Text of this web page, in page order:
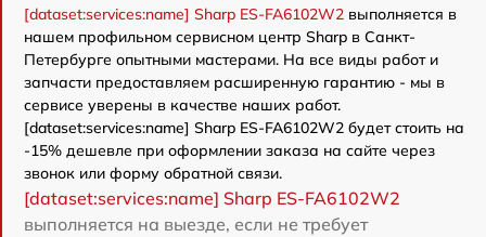
[dataset:services:name] Sharp ES-FA6102W2 выполняется в
нашем профильном сервисном центр Sharp в Санкт-
Петербурге опытными мастерами. На все виды работ и
запчасти предоставляем расширенную гарантию - мы в
сервисе уверены в качестве наших работ.
[dataset:services:name] Sharp ES-FA6102W2 будет стоить на
-15% дешевле при оформлении заказа на сайте через
звонок или форму обратной связи.
[dataset:services:name] Sharp ES-FA6102W2
выполняется на выезде, если не требует